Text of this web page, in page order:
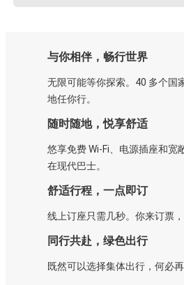
与你相伴，畅行世界
无限可能等你探索。40 多个国
地任你行。
随时随地，悦享舒适
悠享免费 Wi-Fi、电源插座和宽
在现代巴士。
舒适行程，一点即订
线上订座只需几秒。你来订票，
同行共赴，绿色出行
既然可以选择集体出行，何必